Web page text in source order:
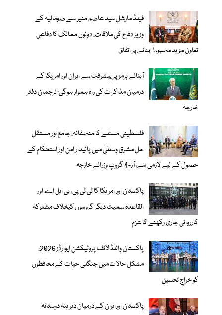
فیلڈ مارشل سید عاصم منیر سے صومالیہ کے
وزیر دفاع کی ملاقات، دونوں ممالک کا دفاعی
تعاون مزید مضبوط بنانے پر اتفاق
آبنائے ہرمز پر پیشرفت سے ایران اور امریکا کے
درمیان مذاکرات کی راہ ہموار ہوگی: ترجمان دفتر
خارجہ
فلسطینی مسئلے کا منصفانہ، جامع اور مستقل
حل مشرق وسطیٰ میں پائیدار امن اور استحکام کے
حصول کے لیے لازمی ہے، آر-4 گروپ وزرائے خارجہ
پاکستان اور امریکا کا ٹی ٹی پی، بی ایل اے اور
القاعدہ سمیت دیگر گروہوں کیخلاف مشترکہ
کارروائی جاری رکھنے کا عزم
پاکستان وائلڈ لائف پروٹیکشن ایوارڈز 2026:
مشکل حالات میں جنگلی حیات کے محافظوں
کو خراجِ تحسین
پاکستان اورایران کے درمیان دیرینہ دوستانہ